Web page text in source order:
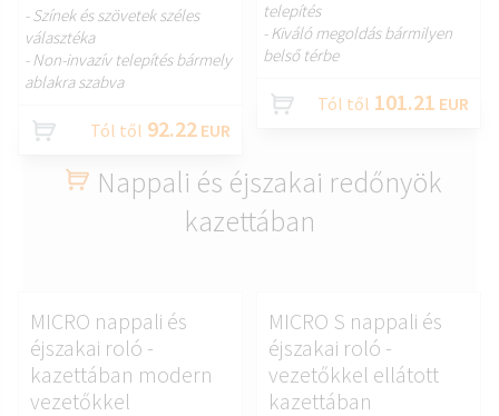
- Színek és szövetek széles
választéka
- Non-invazív telepítés bármely
ablakra szabva
Tól től 92.22 EUR
telepítés
- Kiváló megoldás bármilyen
belső térbe
Tól től 101.21 EUR
Nappali és éjszakai redőnyök
kazettában
MICRO nappali és
éjszakai roló -
kazettában modern
vezetőkkel
MICRO S nappali és
éjszakai roló -
vezetőkkel ellátott
kazettában